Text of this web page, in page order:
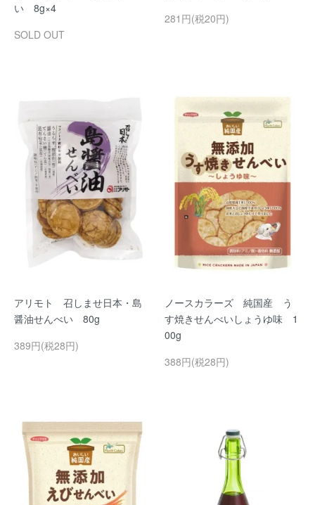
い 8g×4
SOLD OUT
281円(税20円)
アリモト 召しませ日本・島
醤油せんべい 80g
389円(税28円)
ノースカラーズ 純国産 う
す焼きせんべいしょうゆ味 1
00g
388円(税28円)